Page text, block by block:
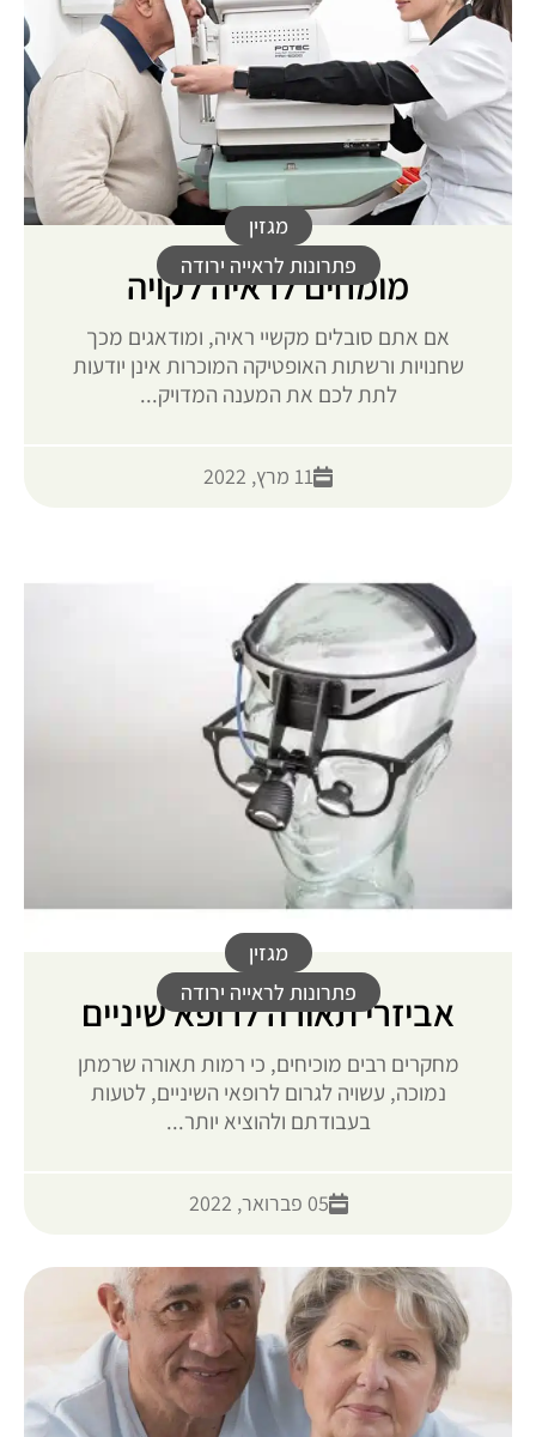
מגזין
פתרונות לראייה ירודה
מומחים לראיה לקויה
אם אתם סובלים מקשיי ראיה, ומודאגים מכך
שחנויות ורשתות האופטיקה המוכרות אינן יודעות
לתת לכם את המענה המדויק...
11 מרץ, 2022
מגזין
פתרונות לראייה ירודה
אביזרי תאורה לרופא שיניים
מחקרים רבים מוכיחים, כי רמות תאורה שרמתן
נמוכה, עשויה לגרום לרופאי השיניים, לטעות
בעבודתם ולהוציא יותר...
05 פברואר, 2022